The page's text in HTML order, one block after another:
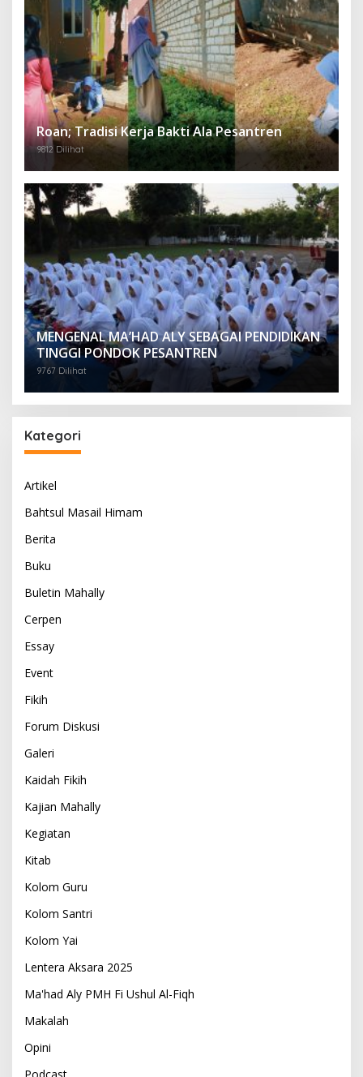
Roan; Tradisi Kerja Bakti Ala Pesantren
9812 Dilihat
MENGENAL MA’HAD ALY SEBAGAI PENDIDIKAN
TINGGI PONDOK PESANTREN
9767 Dilihat
Kategori
Artikel
Bahtsul Masail Himam
Berita
Buku
Buletin Mahally
Cerpen
Essay
Event
Fikih
Forum Diskusi
Galeri
Kaidah Fikih
Kajian Mahally
Kegiatan
Kitab
Kolom Guru
Kolom Santri
Kolom Yai
Lentera Aksara 2025
Ma'had Aly PMH Fi Ushul Al-Fiqh
Makalah
Opini